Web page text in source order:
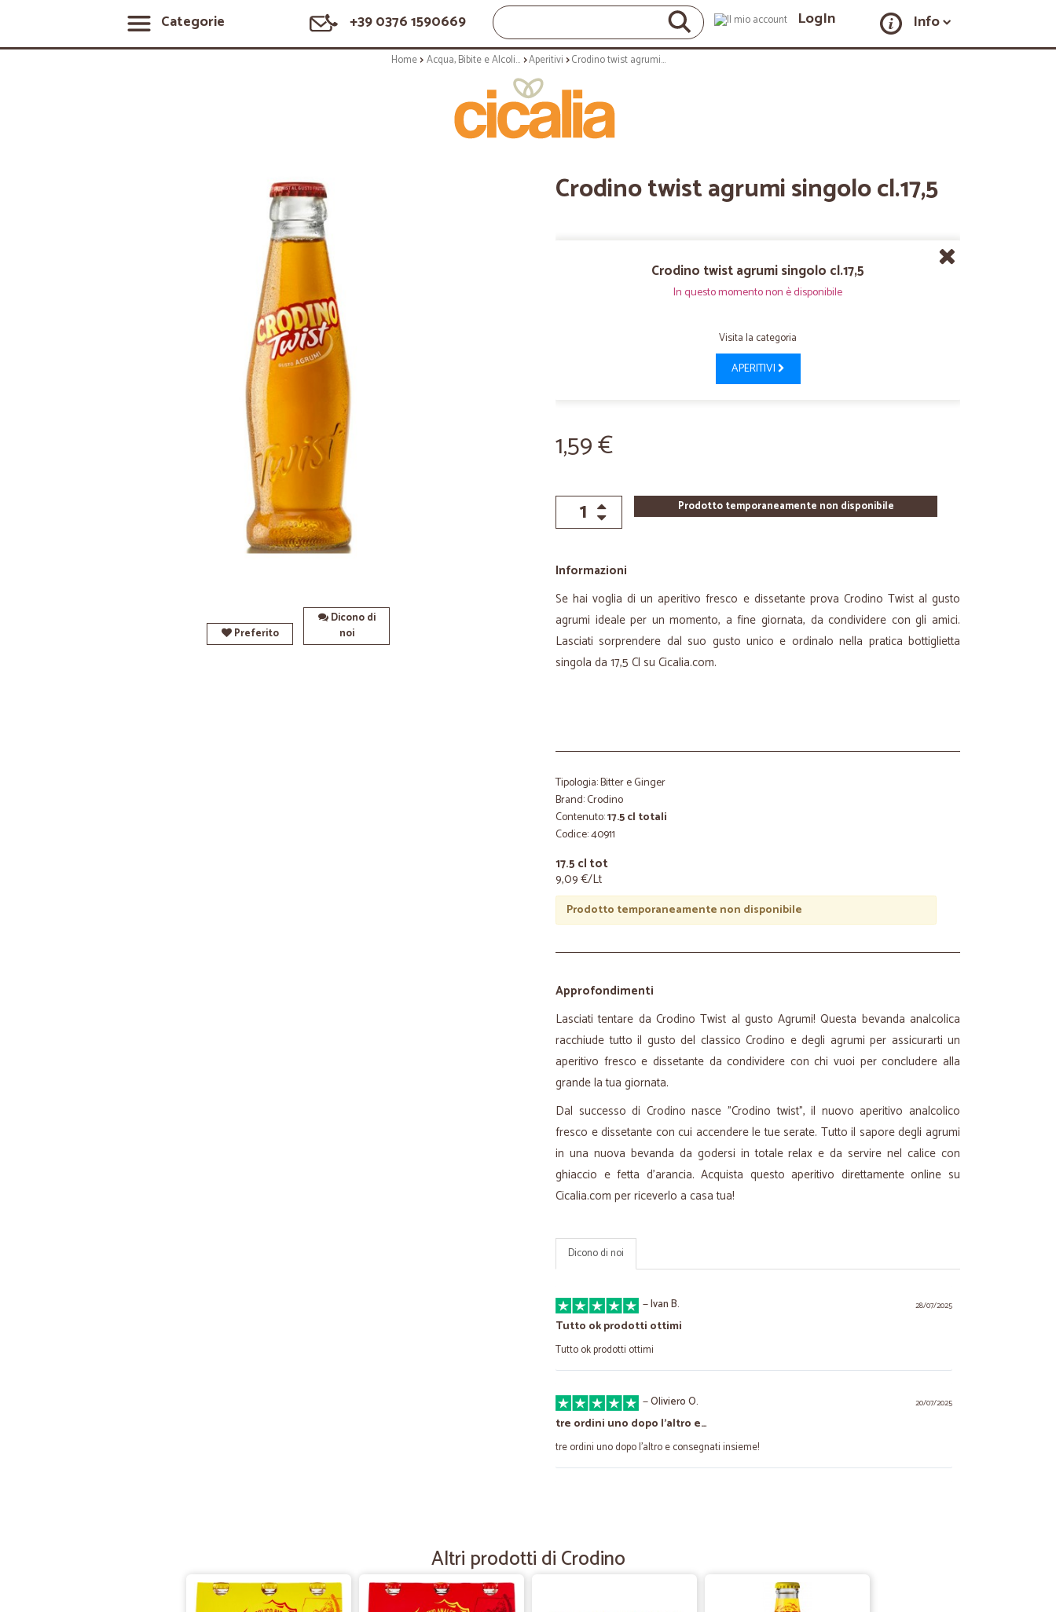
Categorie +39 0376 1590669 LogIn Info
Home Acqua, Bibite e Alcolici Aperitivi Crodino twist agrumi singolo cl.17,5
Preferito
Dicono di
noi
Crodino twist agrumi singolo cl.17,5
Crodino twist agrumi singolo cl.17,5
In questo momento non è disponibile
Visita la categoria
APERITIVI
1,59 €
Prodotto temporaneamente non disponibile
Informazioni
Se hai voglia di un aperitivo fresco e dissetante prova Crodino Twist al gusto
agrumi ideale per un momento, a fine giornata, da condividere con gli amici.
Lasciati sorprendere dal suo gusto unico e ordinalo nella pratica bottiglietta
singola da 17,5 Cl su Cicalia.com.
Tipologia: Bitter e Ginger
Brand: Crodino
Contenuto:17.5 cl totali
Codice: 40911
17.5 cl tot
9,09 €/Lt
Prodotto temporaneamente non disponibile
Approfondimenti
Lasciati tentare da Crodino Twist al gusto Agrumi! Questa bevanda analcolica
racchiude tutto il gusto del classico Crodino e degli agrumi per assicurarti un
aperitivo fresco e dissetante da condividere con chi vuoi per concludere alla
grande la tua giornata.
Dal successo di Crodino nasce "Crodino twist", il nuovo aperitivo analcolico
fresco e dissetante con cui accendere le tue serate. Tutto il sapore degli agrumi
in una nuova bevanda da godersi in totale relax e da servire nel calice con
ghiaccio e fetta d’arancia. Acquista questo aperitivo direttamente online su
Cicalia.com per riceverlo a casa tua!
Dicono di noi
28/07/2025
—Ivan B.
Tutto ok prodotti ottimi
Tutto ok prodotti ottimi
20/07/2025
—Oliviero O.
tre ordini uno dopo l'altro e…
tre ordini uno dopo l'altro e consegnati insieme!
Altri prodotti di Crodino